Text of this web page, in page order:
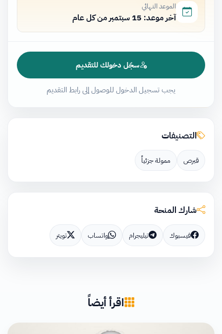
الموعد النهائي
آخر موعد: 15 سبتمبر من كل عام
سجّل دخولك للتقديم
يجب تسجيل الدخول للوصول إلى رابط التقديم
التصنيفات
قبرص ممولة جزئياً
شارك المنحة
فيسبوك تيليجرام واتساب تويتر
اقرأ أيضاً